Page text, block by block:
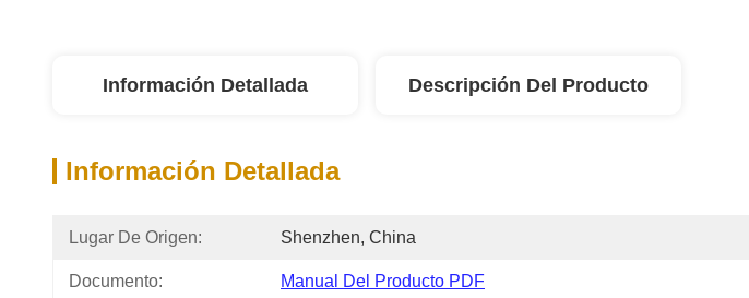
Información Detallada Descripción Del Producto
Información Detallada
Lugar De Origen: Shenzhen, China
Documento: Manual Del Producto PDF